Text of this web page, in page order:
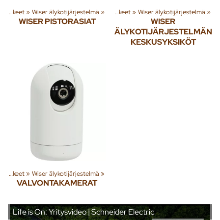
Sähkötarvikkeet‪» Wiser älykotijärjestelmä ‪»
WISER PISTORASIAT
ja tuotteita ‪»Rakenna‪» Sähkötarvikkeet‪» Wiser älykotijärjestelmä ‪»
WISER
ÄLYKOTIJÄRJESTELMÄN
KESKUSYKSIKÖT
Sähkötarvikkeet‪» Wiser älykotijärjestelmä ‪»
VALVONTAKAMERAT
Life is On: Yritysvideo | Schneider Electric